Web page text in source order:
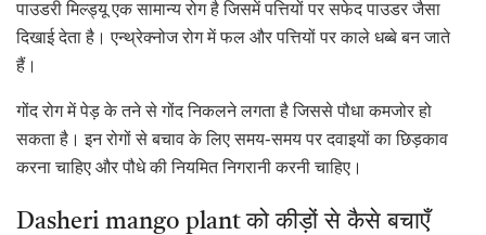
पाउडरी मिल्ड्यू एक सामान्य रोग है जिसमें पत्तियों पर सफेद पाउडर जैसा
दिखाई देता है। एन्थ्रेक्नोज रोग में फल और पत्तियों पर काले धब्बे बन जाते
हैं।
गोंद रोग में पेड़ के तने से गोंद निकलने लगता है जिससे पौधा कमजोर हो
सकता है। इन रोगों से बचाव के लिए समय-समय पर दवाइयों का छिड़काव
करना चाहिए और पौधे की नियमित निगरानी करनी चाहिए।
Dasheri mango plant को कीड़ों से कैसे बचाएँ